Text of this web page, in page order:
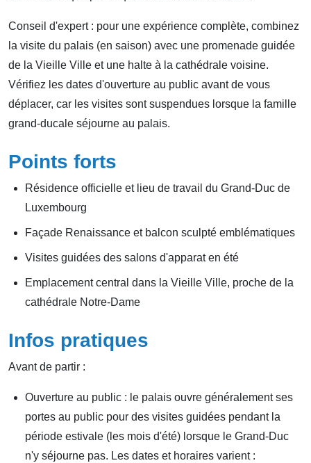
Conseil d'expert : pour une expérience complète, combinez
la visite du palais (en saison) avec une promenade guidée
de la Vieille Ville et une halte à la cathédrale voisine.
Vérifiez les dates d'ouverture au public avant de vous
déplacer, car les visites sont suspendues lorsque la famille
grand-ducale séjourne au palais.
Points forts
Résidence officielle et lieu de travail du Grand-Duc de
Luxembourg
Façade Renaissance et balcon sculpté emblématiques
Visites guidées des salons d'apparat en été
Emplacement central dans la Vieille Ville, proche de la
cathédrale Notre-Dame
Infos pratiques
Avant de partir :
Ouverture au public : le palais ouvre généralement ses
portes au public pour des visites guidées pendant la
période estivale (les mois d'été) lorsque le Grand-Duc
n'y séjourne pas. Les dates et horaires varient :